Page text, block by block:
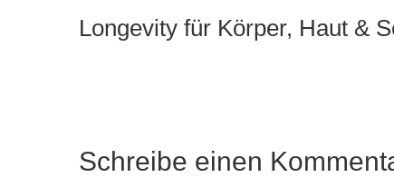
Longevity für Körper, Haut &
Schreibe einen